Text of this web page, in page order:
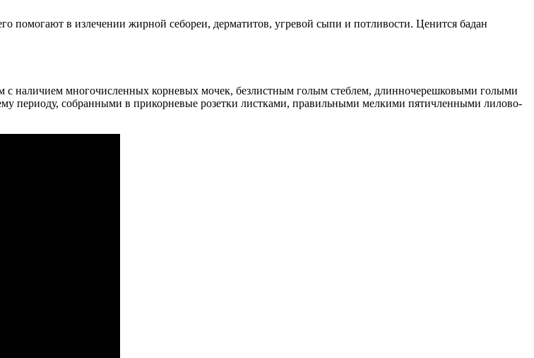
помогают в излечении жирной себореи, дерматитов, угревой сыпи и потливости. Ценится бадан
наличием многочисленных корневых мочек, безлистным голым стеблем, длинночерешковыми голыми
периоду, собранными в прикорневые розетки листками, правильными мелкими пятичленными лилово-